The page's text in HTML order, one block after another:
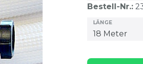
Bestell-Nr.:
LÄNGE